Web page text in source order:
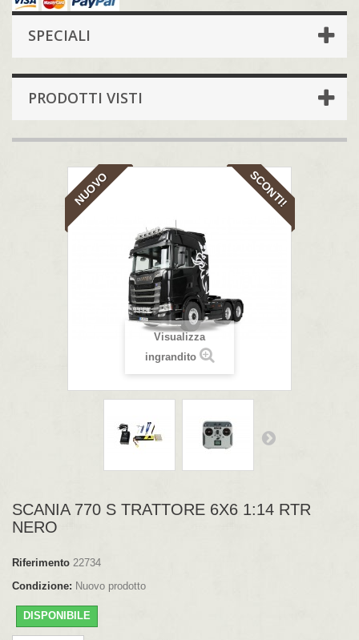
SPECIALI
PRODOTTI VISTI
NUOVO SCONTI!
Visualizza
ingrandito
SCANIA 770 S TRATTORE 6X6 1:14 RTR
NERO
Riferimento 22734
Condizione: Nuovo prodotto
DISPONIBILE